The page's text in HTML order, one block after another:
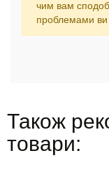
чим вам
проблемами ви
Також
товари: